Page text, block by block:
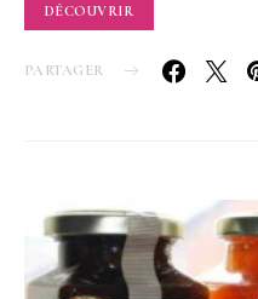
DÉCOUVRIR
PARTAGER